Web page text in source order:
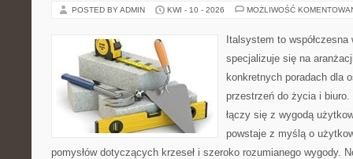
POSTED BY ADMIN KWI - 10 - 2026 MOŻLIWOŚĆ
Italsystem to
specjalizuje się na
konkretnych poradach dla
przestrzeń do życia i
łączy się z wygodą
powstaje z myślą o
pomysłów dotyczących krzeseł i szeroko rozumianego wygody.